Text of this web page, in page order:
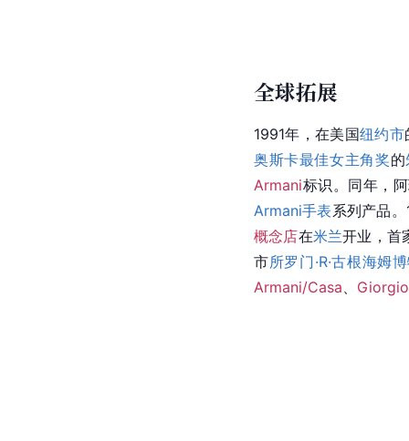
全球拓展
1991年，在美国纽约市
奥斯卡最佳女主角奖的
Armani标识。同年，
Armani手表系列产品
概念店在米兰开业，首
市所罗门·R·古根海姆
Armani/Casa